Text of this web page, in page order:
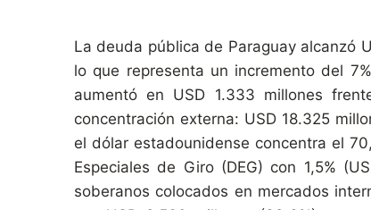
La deuda pública de Paraguay alcanzó
lo que representa un incremento del
aumentó en USD 1.333 millones
concentración externa: USD 18.325
el dólar estadounidense concentra el
Especiales de Giro (DEG) con 1,5%
soberanos colocados en mercados